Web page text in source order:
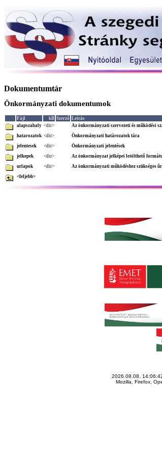
Dokumentumtár
Önkormányzati dokumentumok
Fájl kB Szerző Leírás
alapszabaly <dir>
Az önkormányzati szervezeti és működési
hatarozatok <dir>
Önkormányzati határozatok tára
jelentesek
<dir>
Önkormányzati jelentések
jelkepek
<dir>
Az önkormányzat jelképei letölthető
urlapok
<dir>
Az önkormányzati működéshez szükséges
<feljebb>
2026.08.08.
Mozilla, Firefox,